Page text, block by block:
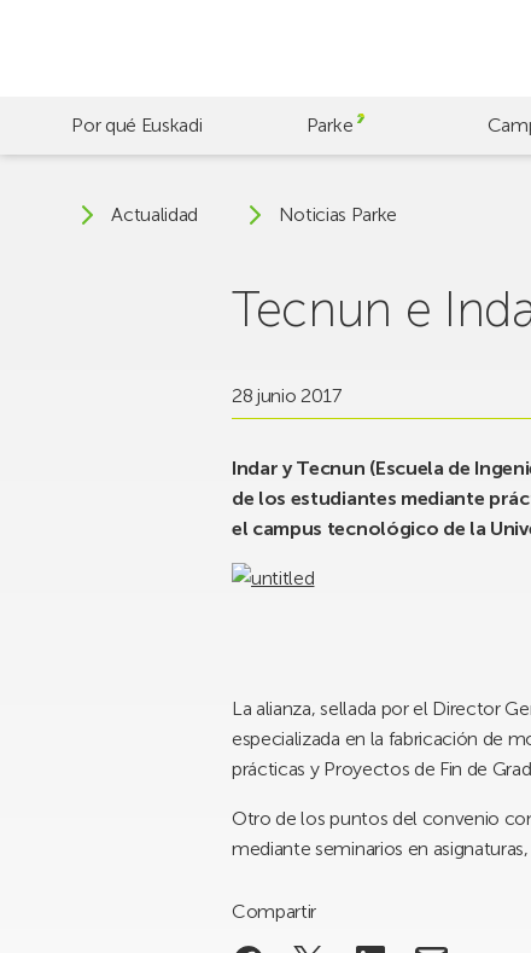
Por qué Euskadi Parke
Actualidad Noticias Parke
Tecnun e
28 junio 2017
Indar y Tecnun (Escuela de
de los estudiantes mediante
el campus tecnológico de la
La alianza, sellada por el Director
especializada en la fabricación de
prácticas y Proyectos de Fin de
Otro de los puntos del convenio
mediante seminarios en
Compartir